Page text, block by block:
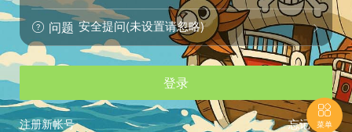
 问题 
安全提问(未设置请忽略)
登录
忘记密码
注册新帐号

菜单